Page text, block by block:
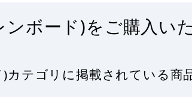
ボード)をご購入い
テゴリに掲載されている商